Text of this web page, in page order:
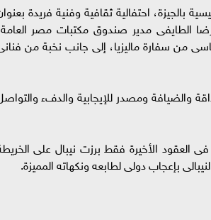
بالجيزة، احتفالية ثقافية وفنية فريدة
الطايفى مدير صندوق مكتبات مصر
من سفارة ماليزيا، إلى جانب نخبة من
والضيافة ومصدر للإيجابية والدفء
العقود الأخيرة فقط برزت نيبال على
بإعجاب دولى لطابعه ونكهاته المميزة.